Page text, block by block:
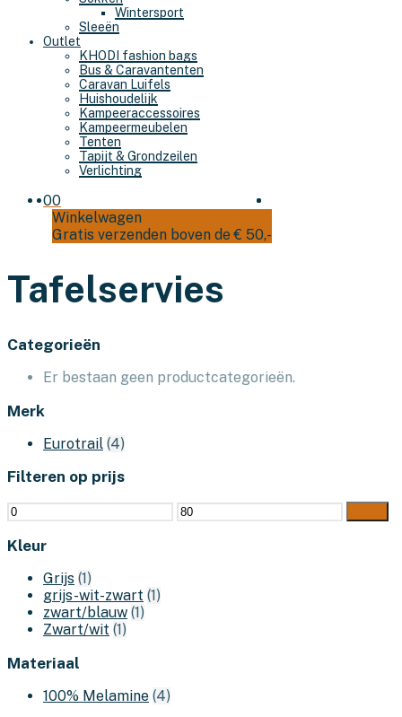
Wintersport
Sleeën
Outlet
KHODI fashion bags
Bus & Caravantenten
Caravan Luifels
Huishoudelijk
Kampeeraccessoires
Kampeermeubelen
Tenten
Tapijt & Grondzeilen
Verlichting
00
Winkelwagen
Gratis verzenden boven de € 50,-
Tafelservies
Categorieën
Er bestaan geen productcategorieën.
Merk
Eurotrail (4)
Filteren op prijs
Min.
prijs
Max.
prijs
Kleur
Grijs (1)
grijs-wit-zwart (1)
zwart/blauw (1)
Zwart/wit (1)
Materiaal
100% Melamine (4)